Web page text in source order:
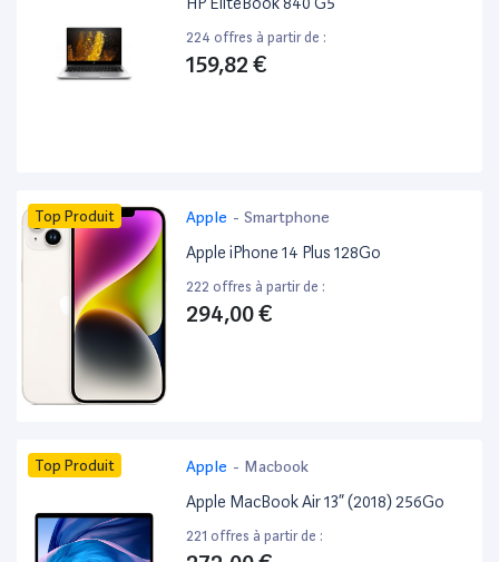
224 offres à partir de :
159,82 €
Top Produit Apple - Smartphone
Apple iPhone 14 Plus 128Go
222 offres à partir de :
294,00 €
Top Produit Apple - Macbook
Apple MacBook Air 13” (2018) 256Go
221 offres à partir de :